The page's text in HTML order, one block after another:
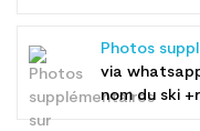
Photos
via
nom du ski